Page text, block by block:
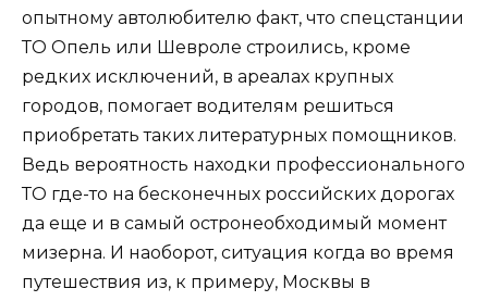
опытному автолюбителю факт, что спецстанции
ТО Опель или Шевроле строились, кроме
редких исключений, в ареалах крупных
городов, помогает водителям решиться
приобретать таких литературных помощников.
Ведь вероятность находки профессионального
ТО где-то на бесконечных российских дорогах
да еще и в самый остронеобходимый момент
мизерна. И наоборот, ситуация когда во время
путешествия из, к примеру, Москвы в